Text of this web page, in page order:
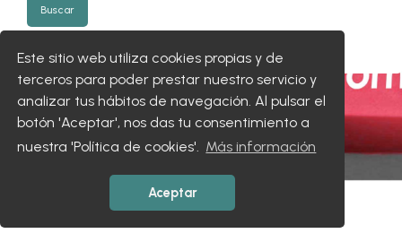
Este sitio web utiliza cookies propias y de
terceros para poder prestar nuestro servicio y
analizar tus hábitos de navegación. Al pulsar el
botón 'Aceptar', nos das tu consentimiento a
nuestra 'Política de cookies'. Más información
Aceptar